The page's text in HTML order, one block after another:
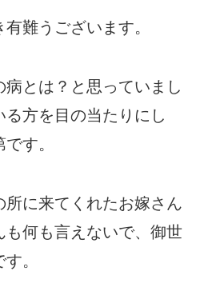
難うございます。
とは？と思っていまし
方を目の当たりにし
す。
所に来てくれたお嫁さん
も何も言えないで、御世
。